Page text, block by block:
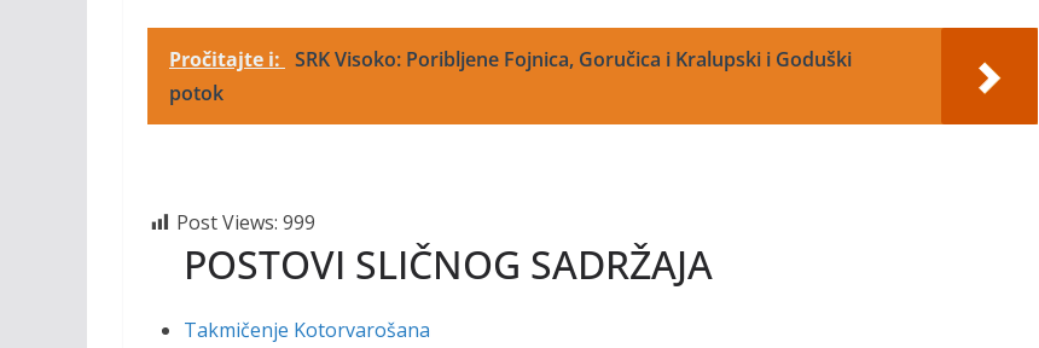
Pročitajte i: SRK Visoko: Poribljene Fojnica, Goručica i Kralupski i Goduški
potok
Post Views: 999
POSTOVI SLIČNOG SADRŽAJA
Takmičenje Kotorvarošana